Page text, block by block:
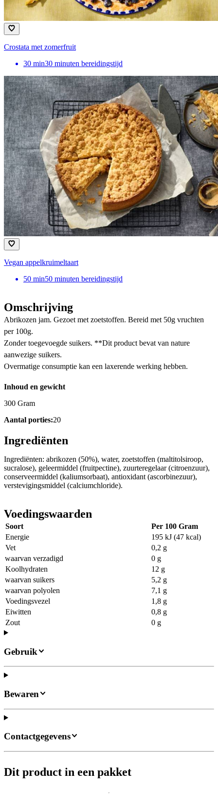
Crostata met zomerfruit
30 min30 minuten bereidingstijd
Vegan appelkruimeltaart
50 min50 minuten bereidingstijd
Omschrijving
Abrikozen jam. Gezoet met zoetstoffen. Bereid met 50g vruchten
per 100g.
Zonder toegevoegde suikers. **Dit product bevat van nature
aanwezige suikers.
Overmatige consumptie kan een laxerende werking hebben.
Inhoud en gewicht
300 Gram
Aantal porties:20
Ingrediënten
Ingrediënten: abrikozen (50%), water, zoetstoffen (maltitolsiroop,
sucralose), geleermiddel (fruitpectine), zuurteregelaar (citroenzuur),
conserveermiddel (kaliumsorbaat), antioxidant (ascorbinezuur),
verstevigingsmiddel (calciumchloride).
Voedingswaarden
Soort
Per 100 Gram
Energie
195 kJ (47 kcal)
Vet
0,2 g
waarvan verzadigd
0 g
Koolhydraten
12 g
waarvan suikers
5,2 g
waarvan polyolen
7,1 g
Voedingsvezel
1,8 g
Eiwitten
0,8 g
Zout
0 g
Gebruik
Bewaren
Contactgegevens
Dit product in een pakket